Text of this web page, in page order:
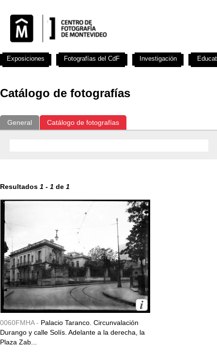
Catálogo de fotografías
General Catálogo de fotografías
Resultados 1 - 1 de 1
0060FMHA - Palacio Taranco. Circunvalación
Durango y calle Solís. Adelante a la derecha, la
Plaza Zab...
Exposiciones Fotografías del CdF Investigación